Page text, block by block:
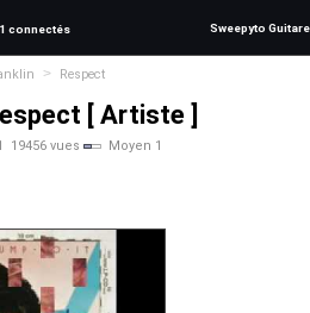
connectés Sweepyto Guitare
> Respect
[ Artiste ]
19456 vues Moyen 1